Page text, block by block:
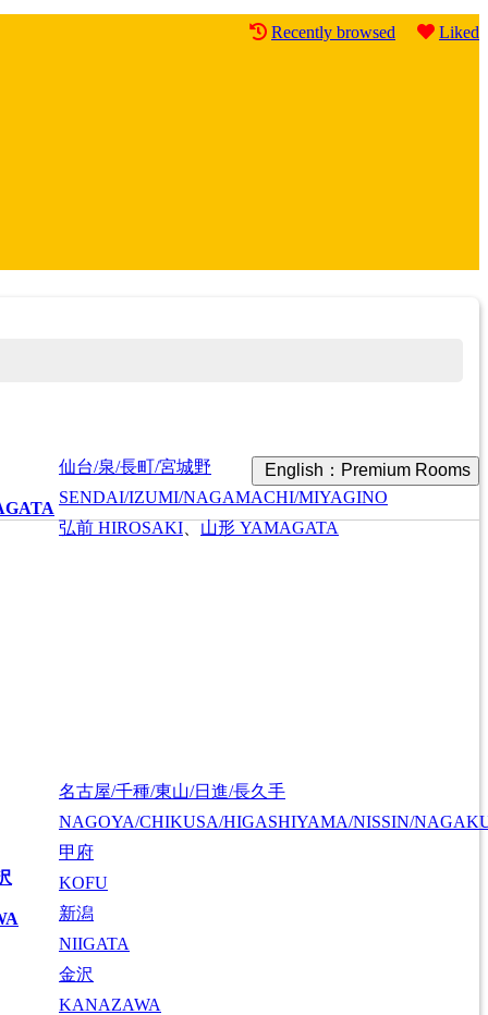
Recently browsed Liked
仙台/泉/長町/宮城野
SENDAI/IZUMI/NAGAMACHI/MIYAGINO
弘前 HIROSAKI 山形 YAMAGATA
名古屋/千種/東山/日進/長久手
NAGOYA/CHIKUSA/HIGASHIYAMA/NISSIN/
甲府
KOFU
新潟
NIIGATA
金沢
KANAZAWA
English：Premium Rooms